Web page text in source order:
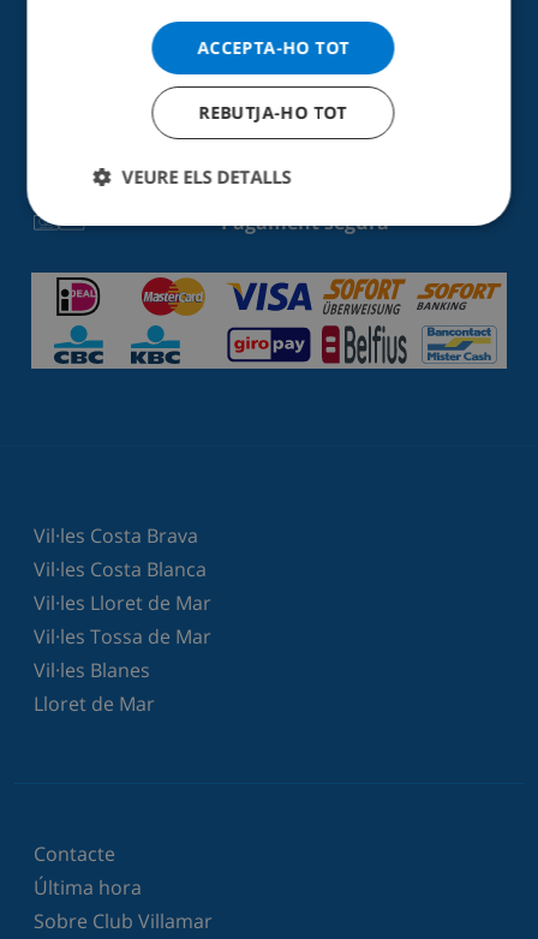
Fantàstica valoració Trustpilot
Neteges professionals
Pagament segura
Vil·les Costa Brava
Vil·les Costa Blanca
Vil·les Lloret de Mar
Vil·les Tossa de Mar
Vil·les Blanes
Lloret de Mar
Contacte
Última hora
Sobre Club Villamar
ACCEPTA-HO TOT
REBUTJA-HO TOT
VEURE ELS DETALLS